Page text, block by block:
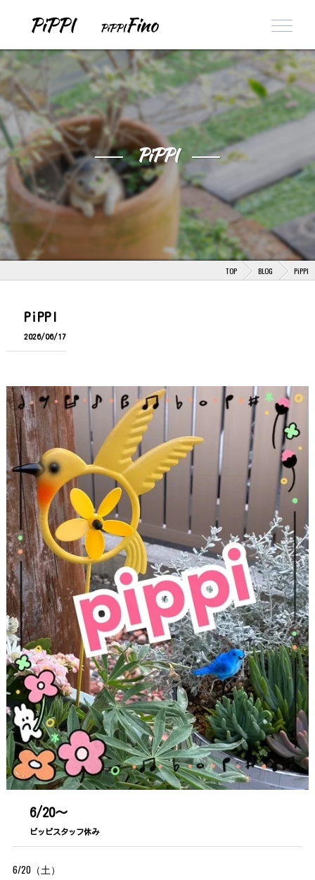
PiPPI
TOP BLOG PiPPI
PiPPI
2026/06/17
6/20～
ピッピスタッフ休み
6/20（土）